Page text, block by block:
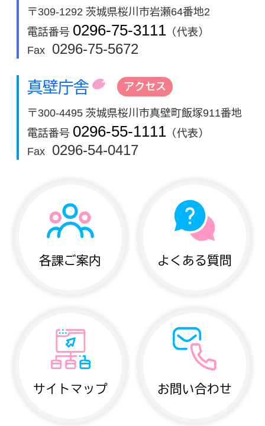
〒309-1292 茨城県桜川市岩瀬64番地2
電話番号 0296-75-3111 （代表）
Fax
0296-75-5672
真壁庁舎 アクセス
〒300-4495 茨城県桜川市真壁町飯塚911番地
電話番号 0296-55-1111 （代表）
Fax
0296-54-0417
各課ご案内 よくある質問
サイトマップ お問い合わせ